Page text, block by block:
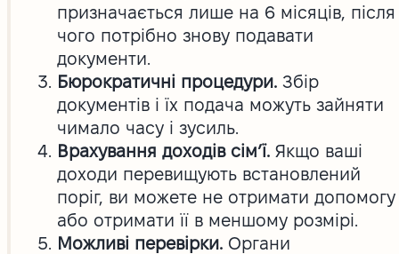
призначається лише на 6 місяців, після
чого потрібно знову подавати
документи.
Бюрократичні процедури.Збір
документів і їх подача можуть зайняти
чимало часу і зусиль.
Врахування доходів сім’ї.Якщо ваші
доходи перевищують встановлений
поріг, ви можете не отримати допомогу
або отримати її в меншому розмірі.
Можливі перевірки.Органи